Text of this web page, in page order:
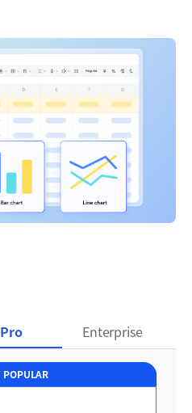
Pro Enterprise
POPULAR